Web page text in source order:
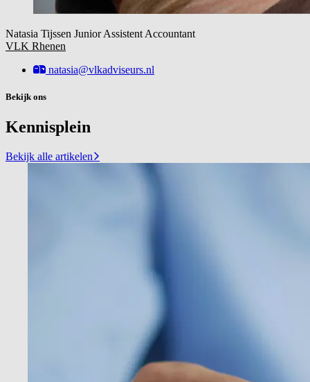
Natasia Tijssen Junior Assistent Accountant
VLK Rhenen
natasia@vlkadviseurs.nl
Bekijk ons
Kennisplein
Bekijk alle artikelen